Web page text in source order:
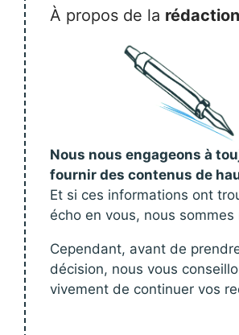
À propos de la rédaction
Nous nous engageons à
fournir des contenus de
Et si ces informations ont
écho en vous, nous sommes
Cependant, avant de
décision, nous vous
vivement de continuer vos